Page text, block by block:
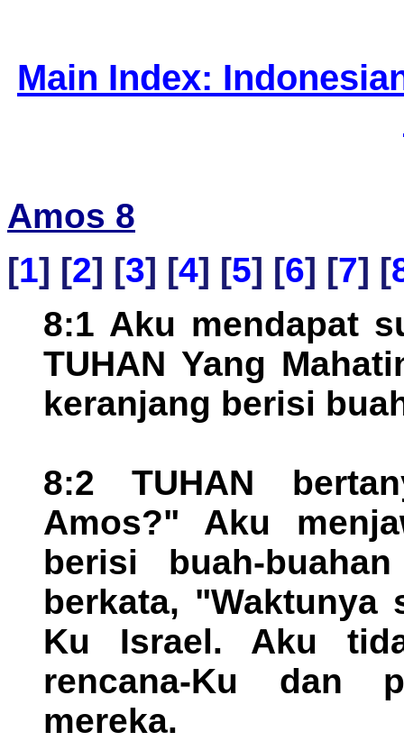
Main Index:
Amos 8
[1] [2] [3] [4] [5] [6] [7] [
8:1 Aku mendapat
TUHAN Yang
keranjang berisi
8:2 TUHAN
Amos?" Aku
berisi buah-
berkata, "Waktunya
Ku Israel. Aku
rencana-Ku dan
mereka.